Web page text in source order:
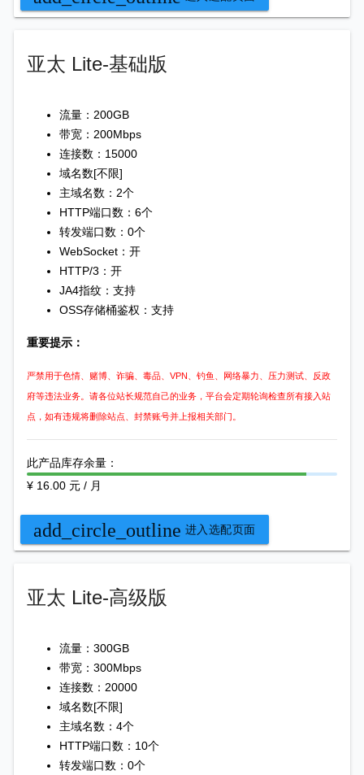
亚太 Lite-基础版
流量：200GB
带宽：200Mbps
连接数：15000
域名数[不限]
主域名数：2个
HTTP端口数：6个
转发端口数：0个
WebSocket：开
HTTP/3：开
JA4指纹：支持
OSS存储桶鉴权：支持
重要提示：
严禁用于色情、赌博、诈骗、毒品、VPN、钓鱼、网络暴力、压力测试、反政
府等违法业务。请各位站长规范自己的业务，平台会定期轮询检查所有接入站
点，如有违规将删除站点、封禁账号并上报相关部门。
此产品库存余量：
¥ 16.00 元 / 月
add_circle_outline 进入选配页面
亚太 Lite-高级版
流量：300GB
带宽：300Mbps
连接数：20000
域名数[不限]
主域名数：4个
HTTP端口数：10个
转发端口数：0个